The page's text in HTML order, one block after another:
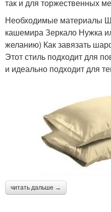
так и для торжественных
Необходимые материалы
кашемира Зеркало Нужка
желанию) Как завязать
Этот стиль подходит для
и идеально подходит для
читать дальше →